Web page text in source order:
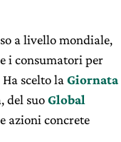
a livello mondiale,
i consumatori per
scelto la Giornata
del suoGlobal
azioni concrete